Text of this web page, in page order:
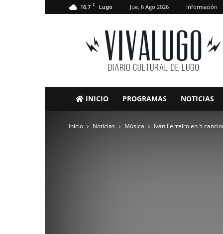
16.7 C Lugo Jue, 6 Ago 2026 Información
VivaLugo
INICIO PROGRAMAS NOTICIAS
Inicio Noticias Música Iván Ferreiro en 5